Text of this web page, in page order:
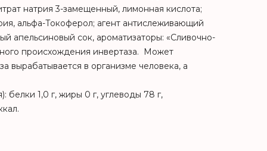
натрия 3-замещенный, лимонная кислота;
альфа-Токоферол; агент антислеживающий
апельсиновый сок, ароматизаторы: «Сливочно-
происхождения инвертаза. Может
вырабатывается в организме человека, а
белки 1,0 г, жиры 0 г, углеводы 78 г,